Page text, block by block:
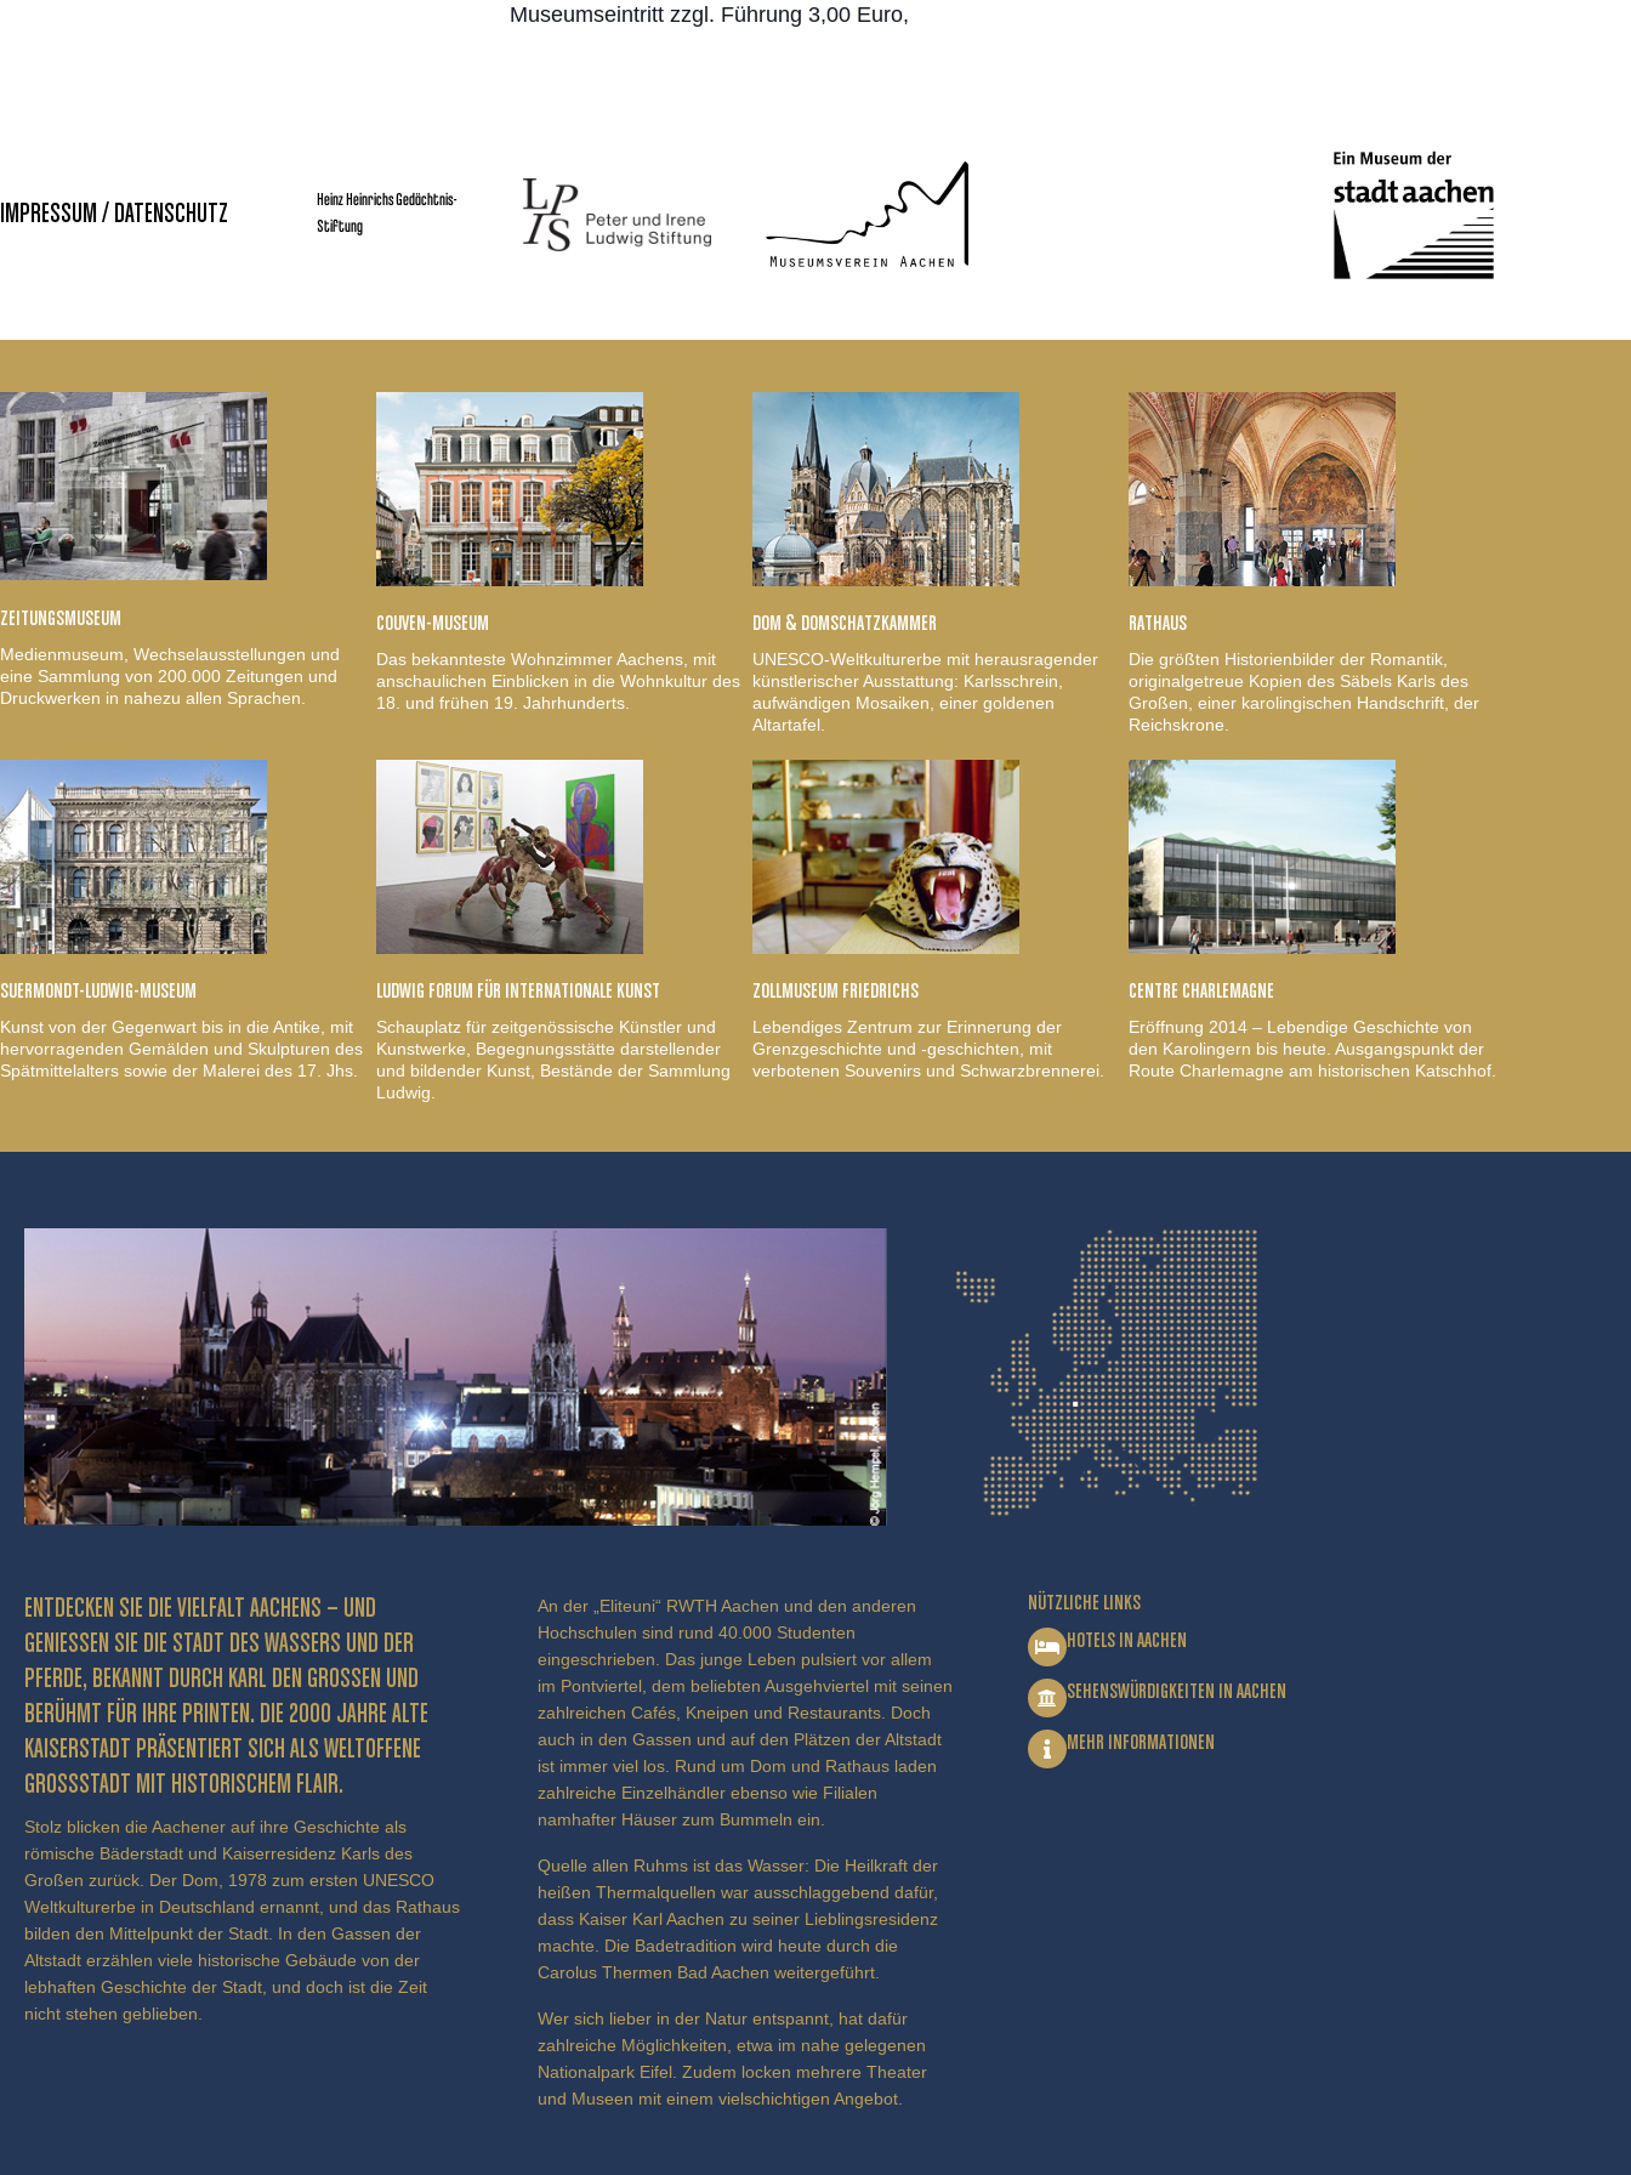
Museumseintritt zzgl. Führung 3,00 Euro,
IMPRESSUM / DATENSCHUTZ
Heinz Heinrichs Gedächtnis-
Stiftung
ZEITUNGSMUSEUM
Medienmuseum, Wechselausstellungen und
eine Sammlung von 200.000 Zeitungen und
Druckwerken in nahezu allen Sprachen.
COUVEN-MUSEUM
Das bekannteste Wohnzimmer Aachens, mit
anschaulichen Einblicken in die Wohnkultur des
18. und frühen 19. Jahrhunderts.
DOM & DOMSCHATZKAMMER
UNESCO-Weltkulturerbe mit herausragender
künstlerischer Ausstattung: Karlsschrein,
aufwändigen Mosaiken, einer goldenen
Altartafel.
RATHAUS
Die größten Historienbilder der Romantik,
originalgetreue Kopien des Säbels Karls des
Großen, einer karolingischen Handschrift, der
Reichskrone.
SUERMONDT-LUDWIG-MUSEUM
Kunst von der Gegenwart bis in die Antike, mit
hervorragenden Gemälden und Skulpturen des
Spätmittelalters sowie der Malerei des 17. Jhs.
LUDWIG FORUM FÜR INTERNATIONALE KUNST
Schauplatz für zeitgenössische Künstler und
Kunstwerke, Begegnungsstätte darstellender
und bildender Kunst, Bestände der Sammlung
Ludwig.
ZOLLMUSEUM FRIEDRICHS
Lebendiges Zentrum zur Erinnerung der
Grenzgeschichte und -geschichten, mit
verbotenen Souvenirs und Schwarzbrennerei.
CENTRE CHARLEMAGNE
Eröffnung 2014 – Lebendige Geschichte von
den Karolingern bis heute. Ausgangspunkt der
Route Charlemagne am historischen Katschhof.
ENTDECKEN SIE DIE VIELFALT AACHENS – UND
GENIESSEN SIE DIE STADT DES WASSERS UND DER P
FERDE, BEKANNT DURCH KARL DEN GROSSEN UND BE
RÜHMT FÜR IHRE PRINTEN. DIE 2000 JAHRE ALTE KA
ISERSTADT PRÄSENTIERT SICH ALS WELTOFFENE GR
OSSSTADT MIT HISTORISCHEM FLAIR.
Stolz blicken die Aachener auf ihre Geschichte als
römische Bäderstadt und Kaiserresidenz Karls des
Großen zurück. Der Dom, 1978 zum ersten UNESCO
Weltkulturerbe in Deutschland ernannt, und das Rathaus
bilden den Mittelpunkt der Stadt. In den Gassen der
Altstadt erzählen viele historische Gebäude von der
lebhaften Geschichte der Stadt, und doch ist die Zeit
nicht stehen geblieben.
An der „Eliteuni“ RWTH Aachen und den anderen
Hochschulen sind rund 40.000 Studenten
eingeschrieben. Das junge Leben pulsiert vor allem
im Pontviertel, dem beliebten Ausgehviertel mit seinen
zahlreichen Cafés, Kneipen und Restaurants. Doch
auch in den Gassen und auf den Plätzen der Altstadt
ist immer viel los. Rund um Dom und Rathaus laden
zahlreiche Einzelhändler ebenso wie Filialen
namhafter Häuser zum Bummeln ein.
Quelle allen Ruhms ist das Wasser: Die Heilkraft der
heißen Thermalquellen war ausschlaggebend dafür,
dass Kaiser Karl Aachen zu seiner Lieblingsresidenz
machte. Die Badetradition wird heute durch die
Carolus Thermen Bad Aachen weitergeführt.
Wer sich lieber in der Natur entspannt, hat dafür
zahlreiche Möglichkeiten, etwa im nahe gelegenen
Nationalpark Eifel. Zudem locken mehrere Theater
und Museen mit einem vielschichtigen Angebot.
NÜTZLICHE LINKS
HOTELS IN AACHEN
SEHENSWÜRDIGKEITEN IN AACHEN
MEHR INFORMATIONEN